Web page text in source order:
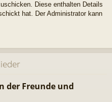
Diese enthalten Details
hat. Der Administrator kann
der Freunde und